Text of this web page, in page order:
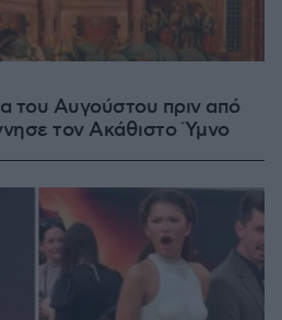
του Αυγούστου πριν από
τον Ακάθιστο Ύμνο